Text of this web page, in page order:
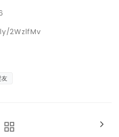
2WzlfMv
友